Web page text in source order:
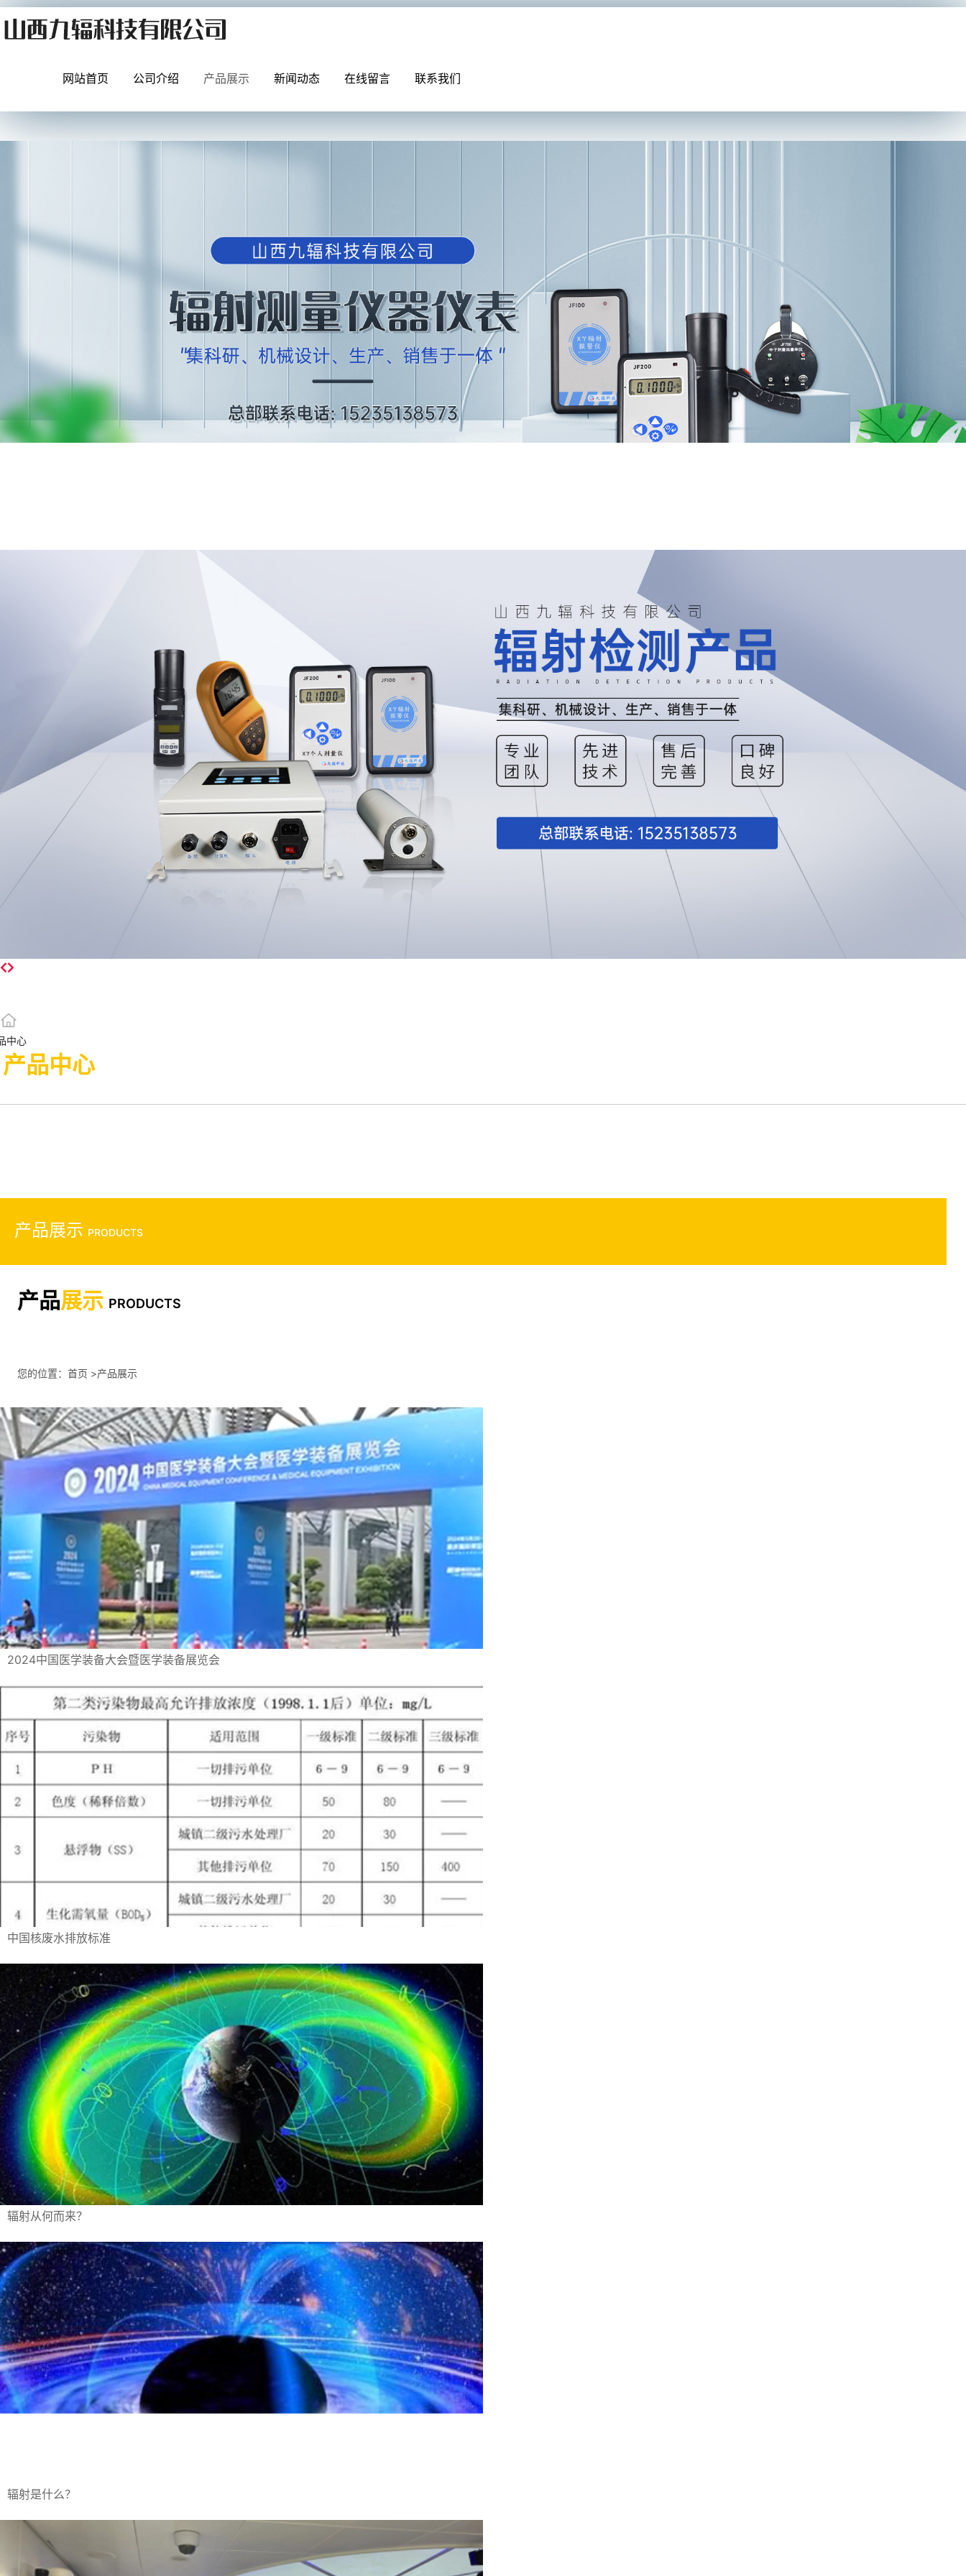
网站首页 公司介绍 产品展示 新闻动态 在线留言 联系我们
中心
产品中心
产品展示 PRODUCTS
产品展示 PRODUCTS
您的位置： 首页 >产品展示
2024中国医学装备大会暨医学装备展览会
中国核废水排放标准
辐射从何而来？
辐射是什么？